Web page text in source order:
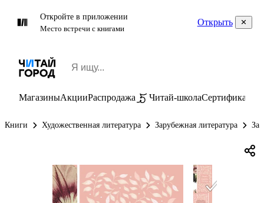
Откройте в приложении
Место встречи с книгами
Открыть
МагазиныАкцииРаспродажа Читай-школаСертификаты
Книги Художественная литература Зарубежная литература